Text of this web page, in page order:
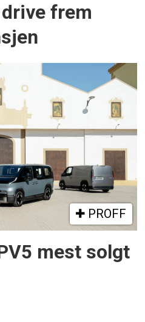
frem
PROFF
mest solgt